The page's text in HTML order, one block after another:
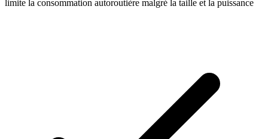
limite la consommation autoroutière malgré la taille et la puissance